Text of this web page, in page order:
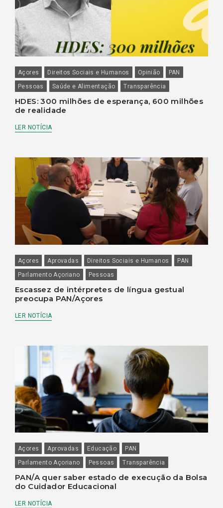
Açores Direitos Sociais e Humanos Opinião
PAN
Pessoas
Saúde e Alimentação Transparência
HDES: 300 milhões de esperança, 600 milhões
de realidade
LER NOTÍCIA
Açores Aprovadas Direitos Sociais e Humanos
PAN
Parlamento Açoriano
Pessoas
Escassez de intérpretes de língua gestual
preocupa PAN/Açores
LER NOTÍCIA
Açores Aprovadas Educação
PAN
Parlamento Açoriano
Pessoas Transparência
PAN/A quer saber estado de execução da Bolsa
do Cuidador Educacional
LER NOTÍCIA